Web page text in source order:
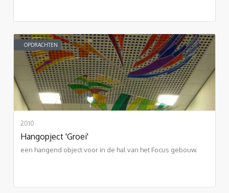
OPDRACHTEN
2010
Hangopject 'Groei'
een hangend object voor in de hal van het Focus gebouw.